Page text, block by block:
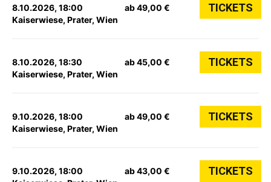
8.10.2026, 18:00
Kaiserwiese, Prater, Wien
ab 49,00 € TICKETS
8.10.2026, 18:30
Kaiserwiese, Prater, Wien
ab 45,00 € TICKETS
9.10.2026, 18:00
Kaiserwiese, Prater, Wien
ab 49,00 € TICKETS
9.10.2026, 18:00
ab 43,00 € TICKETS